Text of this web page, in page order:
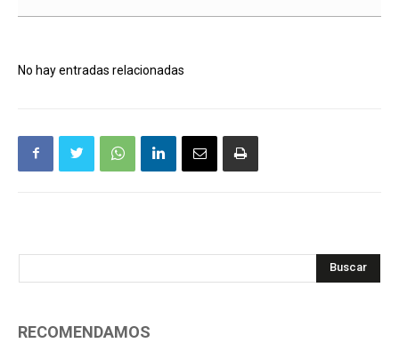
No hay entradas relacionadas
Buscar
RECOMENDAMOS